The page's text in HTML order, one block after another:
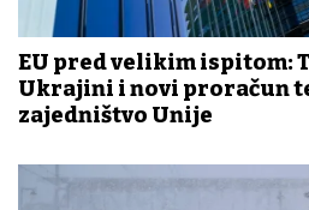
EU pred velikim ispitom:
Ukrajini i novi proračun
zajedništvo Unije